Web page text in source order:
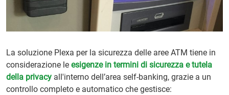
La soluzione Plexa per la sicurezza delle aree ATM tiene in
considerazione le esigenze in termini di sicurezza e tutela
della privacy all'interno dell’area self-banking, grazie a un
controllo completo e automatico che gestisce: